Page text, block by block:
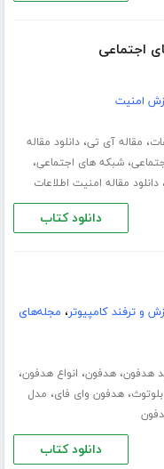
اجتماعی
امنیت
، مقاله آی تی،دانلود مقاله
،شبکه های اجتماعی،
،دانلود مقاله امنیت اطلاعات
دانلود کتاب
و ترفند کامپیوتر، مجله‌های
هدفون،هدفون، انواع هدفون،
،هدفون وای فای، مدل
دانلود کتاب